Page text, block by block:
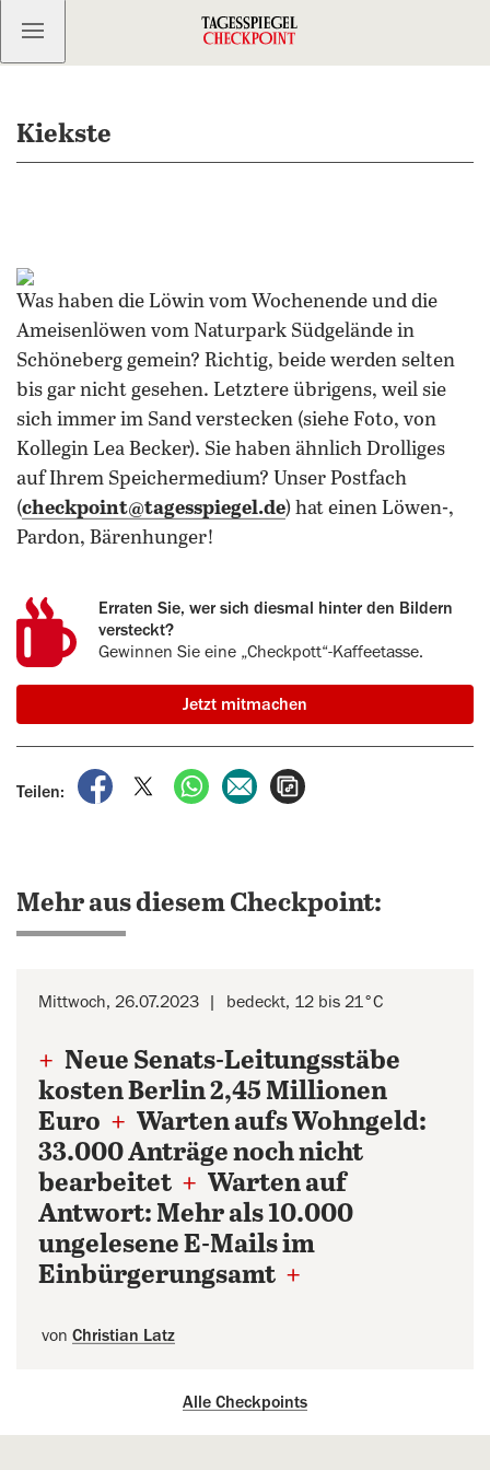
Kostenlos anmelden
Kiekste
Was haben die Löwin vom Wochenende und die
Ameisenlöwen vom Naturpark Südgelände in
Schöneberg gemein? Richtig, beide werden selten
bis gar nicht gesehen. Letztere übrigens, weil sie
sich immer im Sand verstecken (siehe Foto, von
Kollegin Lea Becker). Sie haben ähnlich Drolliges
auf Ihrem Speichermedium? Unser Postfach
(checkpoint@tagesspiegel.de) hat einen Löwen-,
Pardon, Bärenhunger!
Erraten Sie, wer sich diesmal hinter den Bildern
versteckt?
Gewinnen Sie eine „Checkpott“-Kaffeetasse.
Jetzt mitmachen
Teilen:
auf Facebook teilen
auf X teilenper WhatsApp teilen
per E-Mail teilen
Mehr aus diesem Checkpoint:
Mittwoch, 26.07.2023 bedeckt, 12 bis 21°C
+ Neue Senats-Leitungsstäbe
kosten Berlin 2,45 Millionen
Euro + Warten aufs Wohngeld:
33.000 Anträge noch nicht
bearbeitet + Warten auf
Antwort: Mehr als 10.000
ungelesene E-Mails im
Einbürgerungsamt +
von Christian Latz
Alle Checkpoints